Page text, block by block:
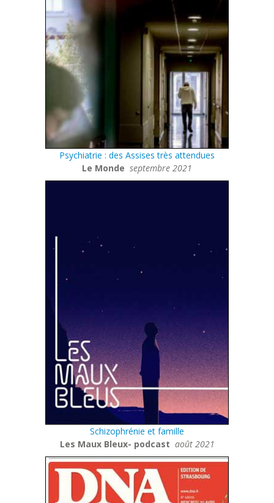
Psychiatrie : des Assises très attendues
Le Monde septembre 2021
Schizophrénie et famille
Les Maux Bleux- podcast août 2021